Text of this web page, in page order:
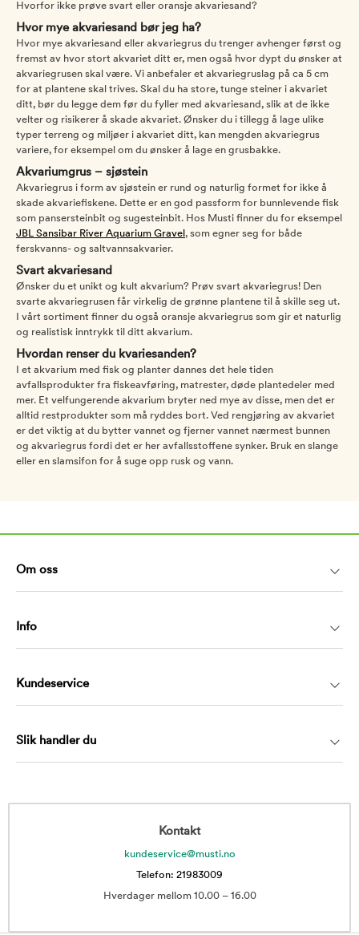
Hvorfor ikke prøve svart eller oransje akvariesand?
Hvor mye akvariesand bør jeg ha?
Hvor mye akvariesand eller akvariegrus du trenger avhenger først og
fremst av hvor stort akvariet ditt er, men også hvor dypt du ønsker at
akvariegrusen skal være. Vi anbefaler et akvariegruslag på ca 5 cm
for at plantene skal trives. Skal du ha store, tunge steiner i akvariet
ditt, bør du legge dem før du fyller med akvariesand, slik at de ikke
velter og risikerer å skade akvariet. Ønsker du i tillegg å lage ulike
typer terreng og miljøer i akvariet ditt, kan mengden akvariegrus
variere, for eksempel om du ønsker å lage en grusbakke.
Akvariumgrus – sjøstein
Akvariegrus i form av sjøstein er rund og naturlig formet for ikke å
skade akvariefiskene. Dette er en god passform for bunnlevende fisk
som pansersteinbit og sugesteinbit. Hos Musti finner du for eksempel
JBL Sansibar River Aquarium Gravel , som egner seg for både
ferskvanns- og saltvannsakvarier.
Svart akvariesand
Ønsker du et unikt og kult akvarium? Prøv svart akvariegrus! Den
svarte akvariegrusen får virkelig de grønne plantene til å skille seg ut.
I vårt sortiment finner du også oransje akvariegrus som gir et naturlig
og realistisk inntrykk til ditt akvarium.
Hvordan renser du kvariesanden?
I et akvarium med fisk og planter dannes det hele tiden
avfallsprodukter fra fiskeavføring, matrester, døde plantedeler med
mer. Et velfungerende akvarium bryter ned mye av disse, men det er
alltid restprodukter som må ryddes bort. Ved rengjøring av akvariet
er det viktig at du bytter vannet og fjerner vannet nærmest bunnen
og akvariegrus fordi det er her avfallsstoffene synker. Bruk en slange
eller en slamsifon for å suge opp rusk og vann.
Om oss
Info
Kundeservice
Slik handler du
Kontakt
kundeservice@musti.no
Telefon: 21983009
Hverdager mellom 10.00 – 16.00